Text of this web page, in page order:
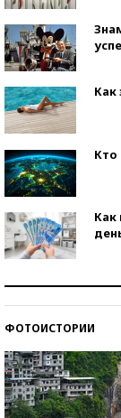
Как
Кто
Как
ФОТОИСТОРИИ